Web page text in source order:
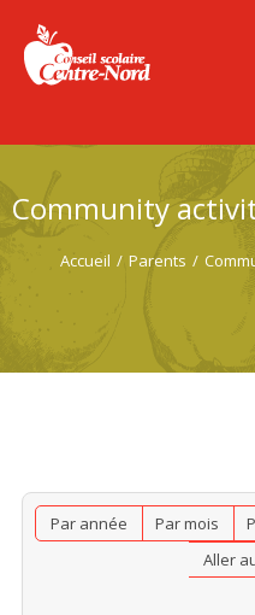
Community
Accueil / Parents /
Par année Par mois
Aller